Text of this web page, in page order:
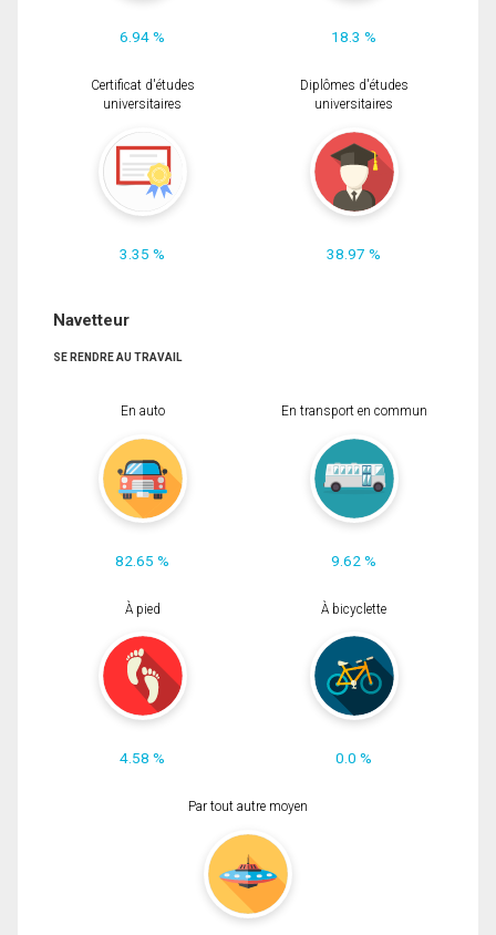
6.94 % 18.3 %
Certificat d'études
universitaires
3.35 %
Diplômes d'études
universitaires
38.97 %
Navetteur
SE RENDRE AU TRAVAIL
En auto
82.65 %
En transport en commun
9.62 %
À pied
4.58 %
À bicyclette
0.0 %
Par tout autre moyen